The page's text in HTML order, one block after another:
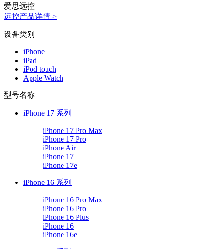
爱思远控
远控产品详情 >
设备类别
iPhone
iPad
iPod touch
Apple Watch
型号名称
iPhone 17 系列
iPhone 17 Pro Max
iPhone 17 Pro
iPhone Air
iPhone 17
iPhone 17e
iPhone 16 系列
iPhone 16 Pro Max
iPhone 16 Pro
iPhone 16 Plus
iPhone 16
iPhone 16e